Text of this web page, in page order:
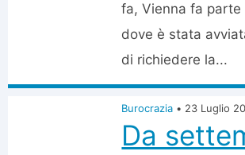
fa, Vienna fa
dove è stata
di richiedere la...
Burocrazia • 23 Luglio
Da